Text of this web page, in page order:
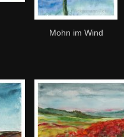
Mohn im Wind